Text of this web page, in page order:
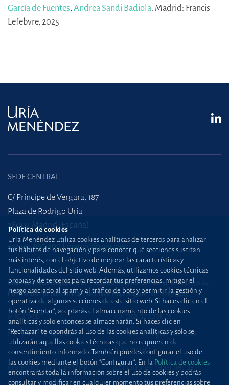
García de Fuentes, Andrea Sandi Badiola. Madrid: Francis
Lefebvre, 2025
SEDE CENTRAL
C/ Príncipe de Vergara, 187
Plaza de Rodrigo Uría
28002 Madrid (España)
+34 915 860 400 madrid@uria.com
Uría Menéndez Abogados, S.L.P. | Registro Mercantil de Madrid, Tomo 24490 del
Libro de Inscripciones Folio 42, Sección 8, Hoja M-43976. NIF: B28563963
Mapa web Política de cookies
Política de privacidad
Política de Seguridad de la
Información
Protección contraphishing
Condiciones generales de
contratación
Política de cookies
Uría Menéndez utiliza cookies analíticas de terceros para analizar
tus hábitos de navegación y para conocer qué secciones suscitan
más interés, con el objetivo de mejorar las características y
funcionalidades del sitio web. Además, utilizamos cookies técnicas
propias y de terceros para recordar tus preferencias, mitigar el
riesgo asociado al spam y al tráfico de bots y permitir la gestión y
operativa de algunas secciones de este sitio web. Si haces clic en el
botón "Aceptar", aceptarás el almacenamiento de las cookies
analíticas y solo entonces se almacenarán. Si haces clic en
“Rechazar” te opondrás al uso de las cookies analíticas y solo se
utilizarán aquellas cookies técnicas que no requieren de
consentimiento informado. También puedes configurar el uso de
las cookies mediante el botón "Configurar". En la Política de cookies
encontrarás toda la información sobre el uso de cookies y podrás
consultar y modificar en cualquier momento tus preferencias sobre